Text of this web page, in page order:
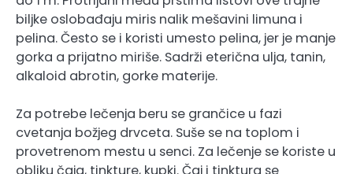
biljke oslobađaju miris nalik mešavini limuna i
pelina. Često se i koristi umesto pelina, jer je manje
gorka a prijatno miriše. Sadrži eterična ulja, tanin,
alkaloid abrotin, gorke materije.
Za potrebe lečenja beru se grančice u fazi
cvetanja božjeg drvceta. Suše se na toplom i
provetrenom mestu u senci. Za lečenje se koriste u